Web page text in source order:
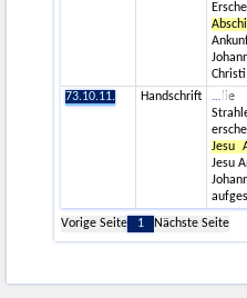
73.10.11.
Handschrift
lie
Jesu
Jesu
Vorige Seite
1 Nächste Seite